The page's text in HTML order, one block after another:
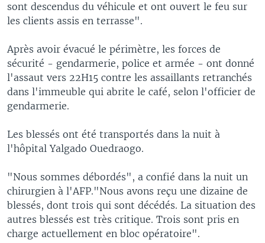
sont descendus du véhicule et ont ouvert le feu sur
les clients assis en terrasse".
Après avoir évacué le périmètre, les forces de
sécurité - gendarmerie, police et armée - ont donné
l'assaut vers 22H15 contre les assaillants retranchés
dans l'immeuble qui abrite le café, selon l'officier de
gendarmerie.
Les blessés ont été transportés dans la nuit à
l'hôpital Yalgado Ouedraogo.
"Nous sommes débordés", a confié dans la nuit un
chirurgien à l'AFP."Nous avons reçu une dizaine de
blessés, dont trois qui sont décédés. La situation des
autres blessés est très critique. Trois sont pris en
charge actuellement en bloc opératoire".